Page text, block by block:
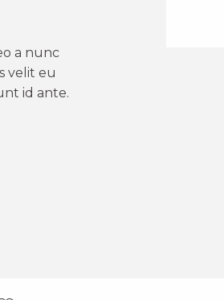
a nunc
velit eu
id ante.